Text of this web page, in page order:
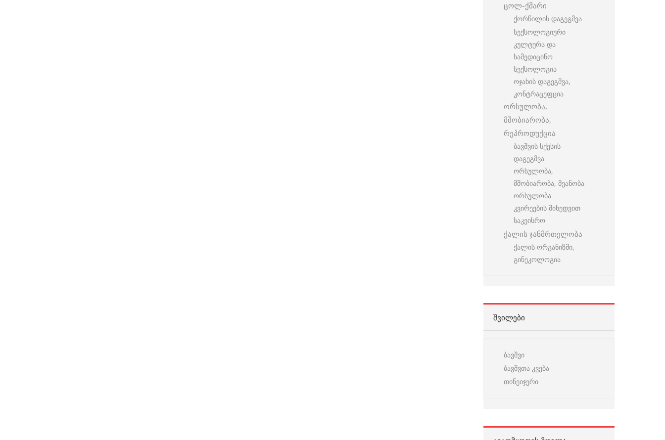
ცოლ-ქმარი
ქორწილის დაგეგმვა
სექსოლოგიური
კულტურა და
სამედიცინო
სექსოლოგია
ოჯახის დაგეგმვა,
კონტრაცეფცია
ორსულობა,
მშობიარობა,
რეპროდუქცია
ბავშვის სქესის
დაგეგმვა
ორსულობა,
მშობიარობა, მეანობა
ორსულობა
კვირეების მიხედვით
საკეისრო
ქალის ჯანმრთელობა
ქალის ორგანიზმი,
გინეკოლოგია
ᲨᲕᲘᲚᲔᲑᲘ
ბავშვი
ბავშვთა კვება
თინეიჯერი